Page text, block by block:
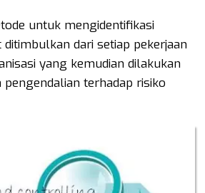
untuk mengidentifikasi
dari setiap pekerjaan
yang kemudian dilakukan
pengendalian terhadap risiko